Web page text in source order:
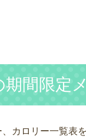
期間限定
カロリー一覧表